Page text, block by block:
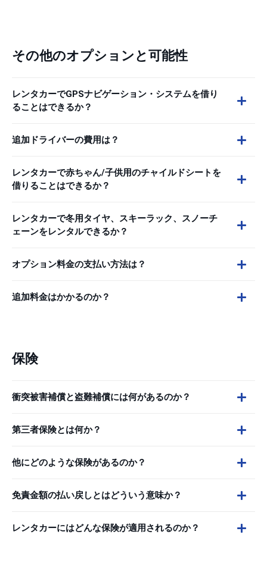
その他のオプションと可能性
レンタカーでGPSナビゲーション・システムを借り
ることはできるか？
追加ドライバーの費用は？
レンタカーで赤ちゃん/子供用のチャイルドシートを
借りることはできるか？
レンタカーで冬用タイヤ、スキーラック、スノーチ
ェーンをレンタルできるか？
オプション料金の支払い方法は？
追加料金はかかるのか？
保険
衝突被害補償と盗難補償には何があるのか？
第三者保険とは何か？
他にどのような保険があるのか？
免責金額の払い戻しとはどういう意味か？
レンタカーにはどんな保険が適用されるのか？